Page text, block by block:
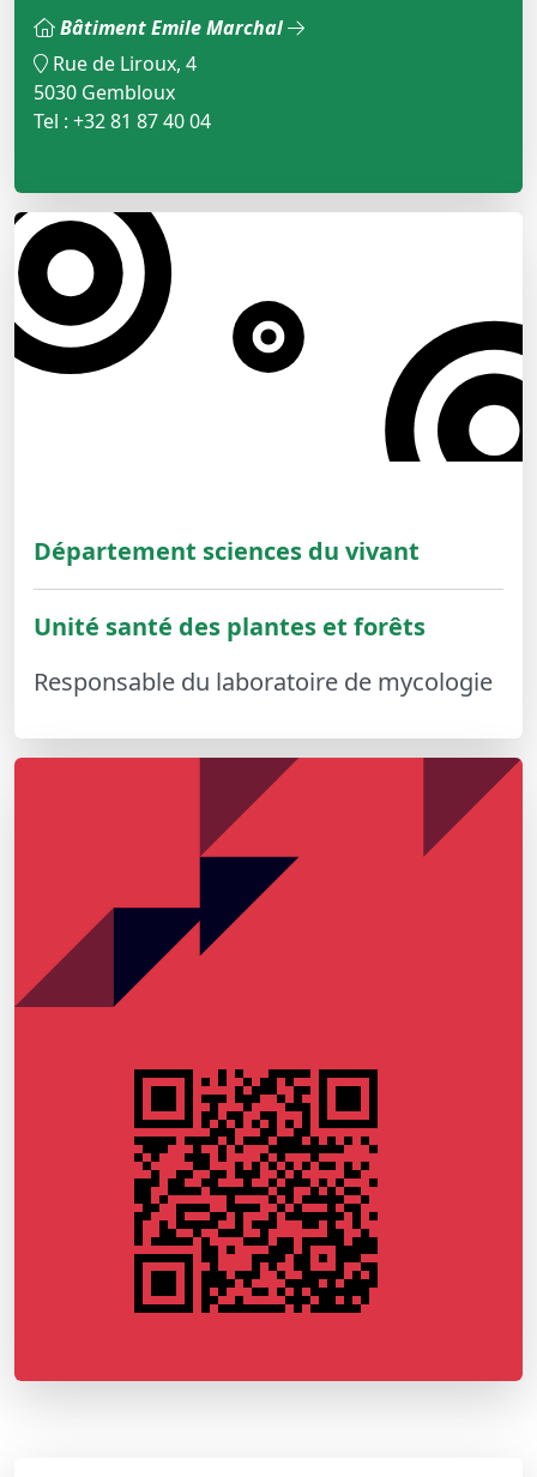
Bâtiment Emile Marchal
Rue de Liroux, 4
5030 Gembloux
Tel : +32 81 87 40 04
Département sciences du vivant
Unité santé des plantes et forêts
Responsable du laboratoire de mycologie